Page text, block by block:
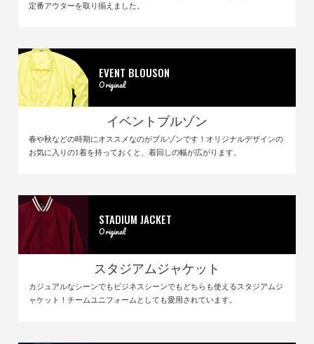
定番アウターを取り揃えました。
EVENT BLOUSON
Original
イベントブルゾン
春や秋などの時期にオススメなのがブルゾンです！オリジナルデザインの
お気に入りの1着を持っておくと、着回しの幅が広がります。
STADIUM JACKET
Original
スタジアムジャケット
カジュアルなシーンでもビジネスシーンでもどちらも使えるスタジアムジ
ャケット！チームユニフォームとしても愛用されています。